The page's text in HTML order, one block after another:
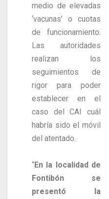
medio de elevadas
‘vacunas’ o cuotas
de funcionamiento.
Las autoridades
realizan los
seguimientos de
rigor para poder
establecer en el
caso del CAI cuál
habría sido el móvil
del atentado.
“En la localidad de
Fontibón se
presentó la